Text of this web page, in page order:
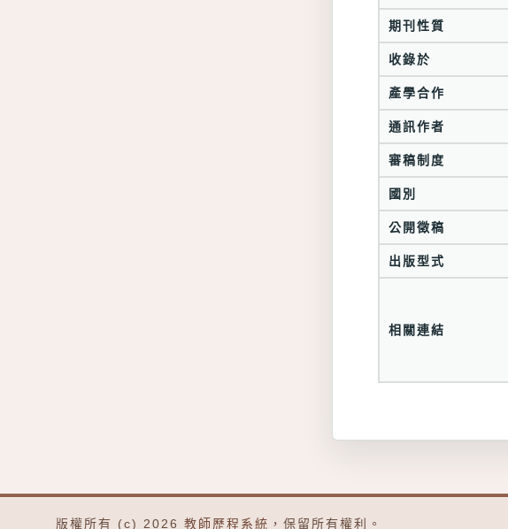
期刊性質
收錄於
產學合作
通訊作者
審稿制度
國別
公開徵稿
出版型式
相關連結
版權所有 (c) 2026 教師歷程系統 ，保留所有權利。